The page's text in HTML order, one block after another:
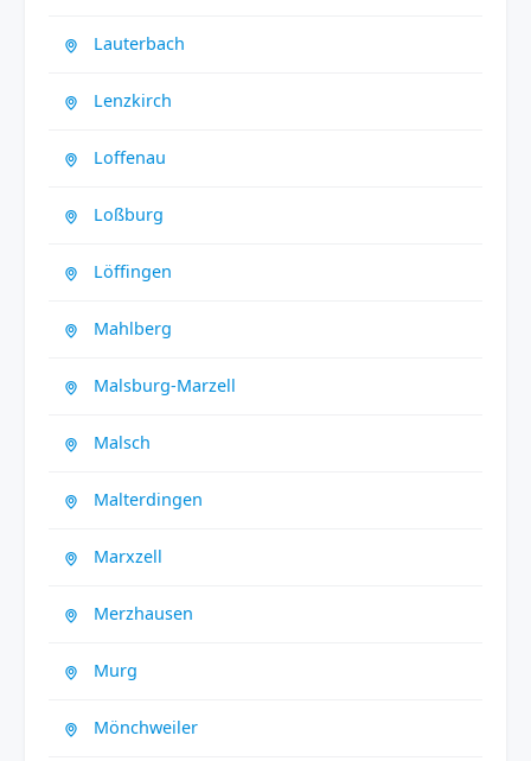
Lauterbach
Lenzkirch
Loffenau
Loßburg
Löffingen
Mahlberg
Malsburg-Marzell
Malsch
Malterdingen
Marxzell
Merzhausen
Murg
Mönchweiler